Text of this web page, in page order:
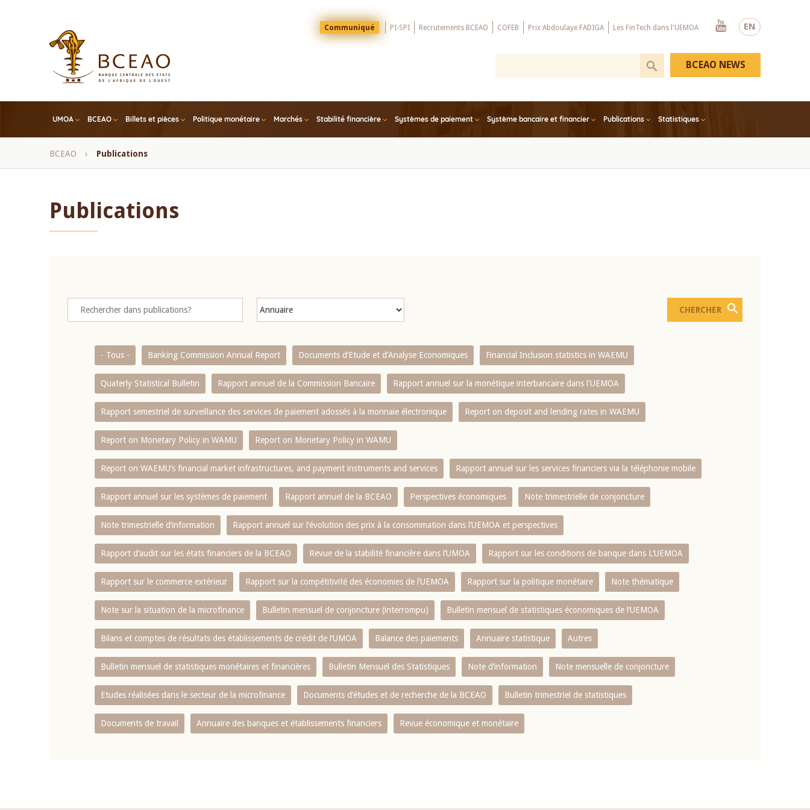
EN
Menu
Top
Communiqué PI-SPI Recrutements BCEAO COFEB Prix Abdoulaye FADIGA Les FinTech dans l'UEMOA
Youtube
UMOA BCEAO Billets et pièces Politique monétaire Marchés Stabilité financière Systèmes de paiement Système bancaire et financier Publications Statistiques
BCEAO NEWS
Fil
BCEAO Publications
Publications
- Tous - Banking Commission Annual Report Documents d’Etude et d’Analyse Economiques Financial Inclusion statistics in WAEMU
Quaterly Statistical Bulletin Rapport annuel de la Commission Bancaire Rapport annuel sur la monétique interbancaire dans l'UEMOA
Rapport semestriel de surveillance des services de paiement adossés à la monnaie électronique Report on deposit and lending rates in WAEMU
Report on Monetary Policy in WAMU Report on Monetary Policy in WAMU
Report on WAEMU’s financial market infrastructures, and payment instruments and services Rapport annuel sur les services financiers via la téléphonie mobile
Rapport annuel sur les systèmes de paiement Rapport annuel de la BCEAO Perspectives économiques Note trimestrielle de conjoncture
Note trimestrielle d‘information Rapport annuel sur l‘évolution des prix à la consommation dans l‘UEMOA et perspectives
Rapport d‘audit sur les états financiers de la BCEAO Revue de la stabilité financière dans l‘UMOA Rapport sur les conditions de banque dans L‘UEMOA
Rapport sur le commerce extérieur Rapport sur la compétitivité des économies de l‘UEMOA Rapport sur la politique monétaire Note thématique
Note sur la situation de la microfinance Bulletin mensuel de conjoncture (interrompu) Bulletin mensuel de statistiques économiques de l‘UEMOA
Bilans et comptes de résultats des établissements de crédit de l‘UMOA Balance des paiements Annuaire statistique Autres
Bulletin mensuel de statistiques monétaires et financières Bulletin Mensuel des Statistiques Note d’information Note mensuelle de conjoncture
Etudes réalisées dans le secteur de la microfinance Documents d’études et de recherche de la BCEAO Bulletin trimestriel de statistiques
Documents de travail Annuaire des banques et établissements financiers Revue économique et monétaire